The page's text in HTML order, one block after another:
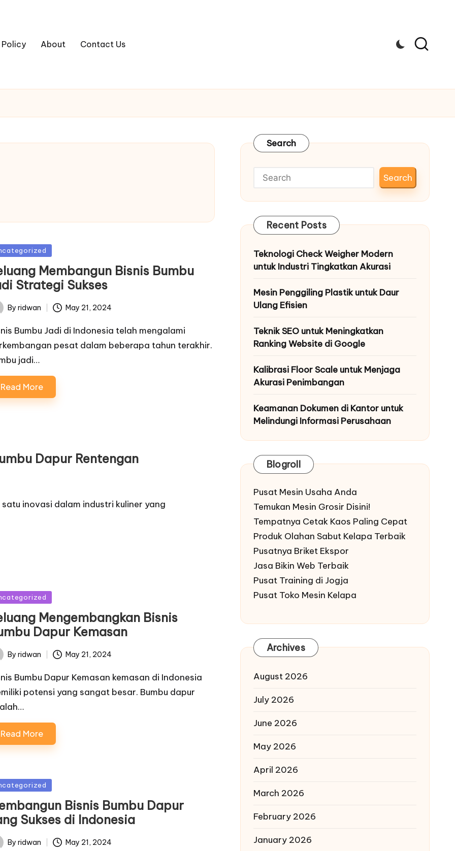
Policy About Contact Us
Membangun Bisnis Bumbu
Strategi Sukses
By ridwan May 21, 2024
Bumbu Jadi di Indonesia telah mengalami
pesat dalam beberapa tahun terakhir.
jadi…
Read More
Dapur Rentengan
inovasi dalam industri kuliner yang
Mengembangkan Bisnis
Dapur Kemasan
By ridwan May 21, 2024
Bumbu Dapur Kemasan kemasan di Indonesia
potensi yang sangat besar. Bumbu dapur
Read More
Bisnis Bumbu Dapur
Sukses di Indonesia
By ridwan May 21, 2024
Search
Search
Recent Posts
Teknologi Check Weigher Modern
untuk Industri Tingkatkan Akurasi
Mesin Penggiling Plastik untuk Daur
Ulang Efisien
Teknik SEO untuk Meningkatkan
Ranking Website di Google
Kalibrasi Floor Scale untuk Menjaga
Akurasi Penimbangan
Keamanan Dokumen di Kantor untuk
Melindungi Informasi Perusahaan
Blogroll
Pusat Mesin Usaha Anda
Temukan Mesin Grosir Disini!
Tempatnya Cetak Kaos Paling Cepat
Produk Olahan Sabut Kelapa Terbaik
Pusatnya Briket Ekspor
Jasa Bikin Web Terbaik
Pusat Training di Jogja
Pusat Toko Mesin Kelapa
Archives
August 2026
July 2026
June 2026
May 2026
April 2026
March 2026
February 2026
January 2026